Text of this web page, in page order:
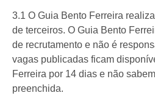
3.1 O Guia Bento Ferreira
de terceiros. O Guia Bento
de recrutamento e não é
vagas publicadas ficam
Ferreira por 14 dias e não
preenchida.